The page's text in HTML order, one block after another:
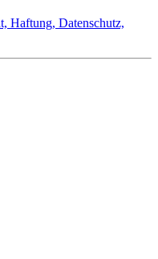
Haftung, Datenschutz,